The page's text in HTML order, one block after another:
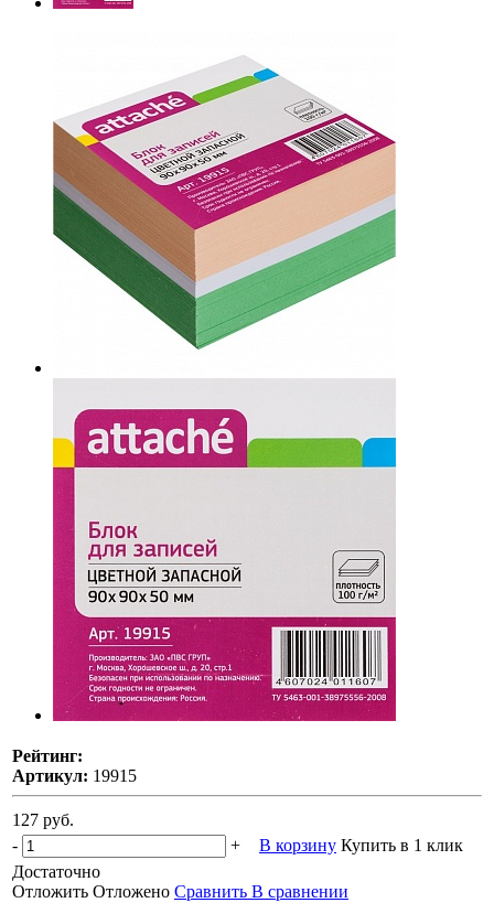
Рейтинг:
Артикул: 19915
127 руб.
-
+ В корзину Купить в 1 клик
Достаточно
Отложить Отложено Сравнить В сравнении